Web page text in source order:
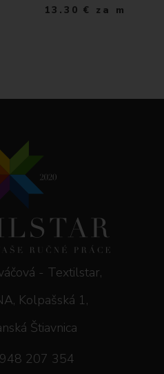
13.30 € za m
- Textilstar,
Kolpašská 1,
Štiavnica
207 354